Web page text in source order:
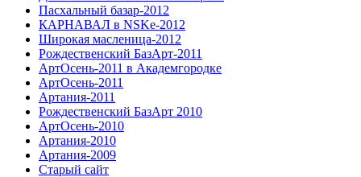
Пасхальный базар-2012
КАРНАВАЛ в NSKe-2012
Широкая масленица-2012
Рождественский БазАрт-2011
АртОсень-2011 в Академгородке
АртОсень-2011
Артания-2011
Рождественский БазАрт 2010
АртОсень-2010
Артания-2010
Артания-2009
Старый сайт